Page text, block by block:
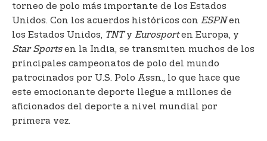
torneo de polo más importante de los Estados
Unidos. Con los acuerdos históricos con ESPNen
los Estados Unidos, TNTy Eurosporten Europa, y
Star Sportsen la India, se transmiten muchos de los
principales campeonatos de polo del mundo
patrocinados por U.S. Polo Assn., lo que hace que
este emocionante deporte llegue a millones de
aficionados del deporte a nivel mundial por
primera vez.